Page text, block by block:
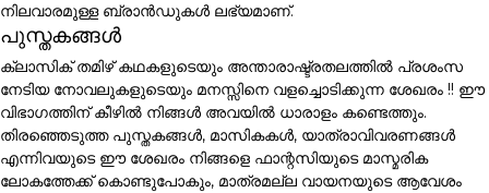
നിലവാരമുള്ള ബ്രാൻഡുകൾ ലഭ്യമാണ്.
പുസ്തകങ്ങൾ
ക്ലാസിക് തമിഴ് കഥകളുടെയും അന്താരാഷ്ട്രതലത്തിൽ പ്രശംസ
നേടിയ നോവലുകളുടെയും മനസ്സിനെ വളച്ചൊടിക്കുന്ന ശേഖരം !! ഈ
വിഭാഗത്തിന് കീഴിൽ നിങ്ങൾ അവയിൽ ധാരാളം കണ്ടെത്തും.
തിരഞ്ഞെടുത്ത പുസ്തകങ്ങൾ, മാസികകൾ, യാത്രാവിവരണങ്ങൾ
എന്നിവയുടെ ഈ ശേഖരം നിങ്ങളെ ഫാന്റസിയുടെ മാസ്മരിക
ലോകത്തേക്ക് കൊണ്ടുപോകും, മാത്രമല്ല വായനയുടെ ആവേശം